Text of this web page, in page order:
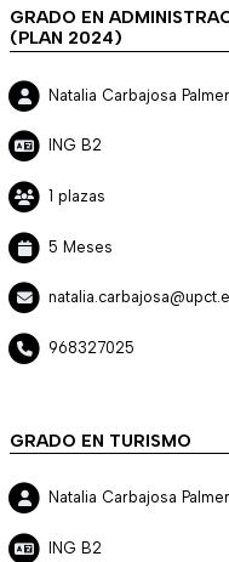
GRADO EN
(PLAN 2024)
Natalia Carbajosa
ING B2
1 plazas
5 Meses
968327025
GRADO EN TURISMO
Natalia Carbajosa
ING B2